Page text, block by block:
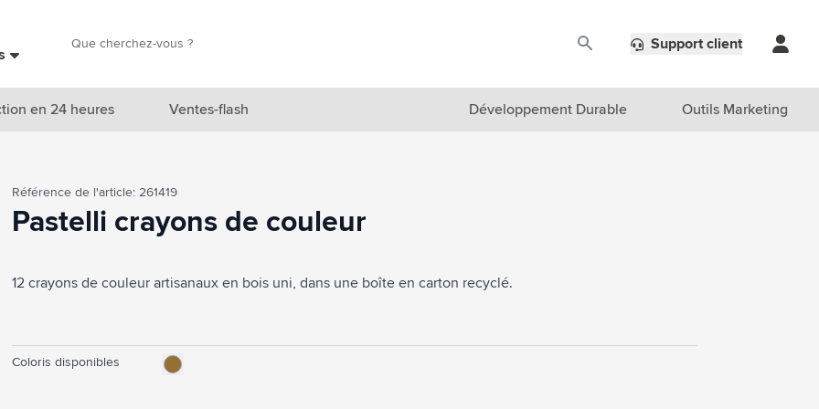
Marques
Thèmes
Accessoires boissons
Sacs & Voyage
Cuisiner & Vivre
Produits de soin
Support client
en 24 heures Ventes-flash Développement Durable Outils Marketing
Référence de l'article: 261419
Pastelli crayons de couleur
12 crayons de couleur artisanaux en bois uni, dans une boîte en carton recyclé.
Coloris disponibles